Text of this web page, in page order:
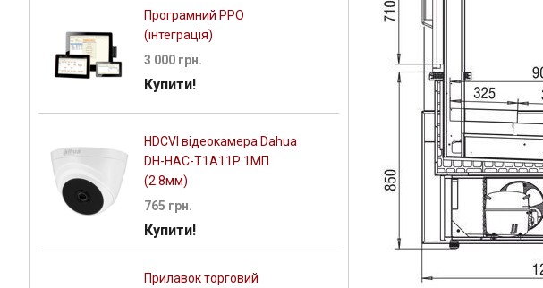
Програмний РРО
(інтеграція)
3 000 грн.
Купити!
HDCVI відеокамера Dahua
DH-HAC-T1A11P 1МП
(2.8мм)
765 грн.
Купити!
Прилавок торговий